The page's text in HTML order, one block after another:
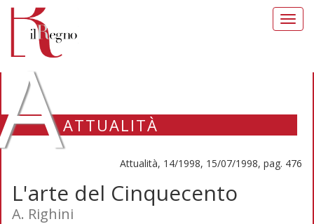
ATTUALITÀ
Attualità, 14/1998, 15/07/1998, pag. 476
L'arte del Cinquecento
A. Righini